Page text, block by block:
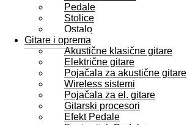
Pedale
Stolice
Ostalo
Gitare i oprema
Akustične klasične gitare
Električne gitare
Pojačala za akustične gitare
Wireless sistemi
Pojačala za el. gitare
Gitarski procesori
Efekt Pedale